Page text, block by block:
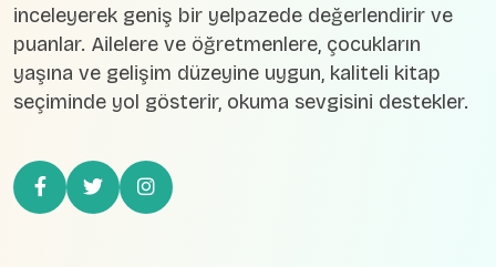
inceleyerek geniş bir yelpazede değerlendirir ve
puanlar. Ailelere ve öğretmenlere, çocukların
yaşına ve gelişim düzeyine uygun, kaliteli kitap
seçiminde yol gösterir, okuma sevgisini destekler.